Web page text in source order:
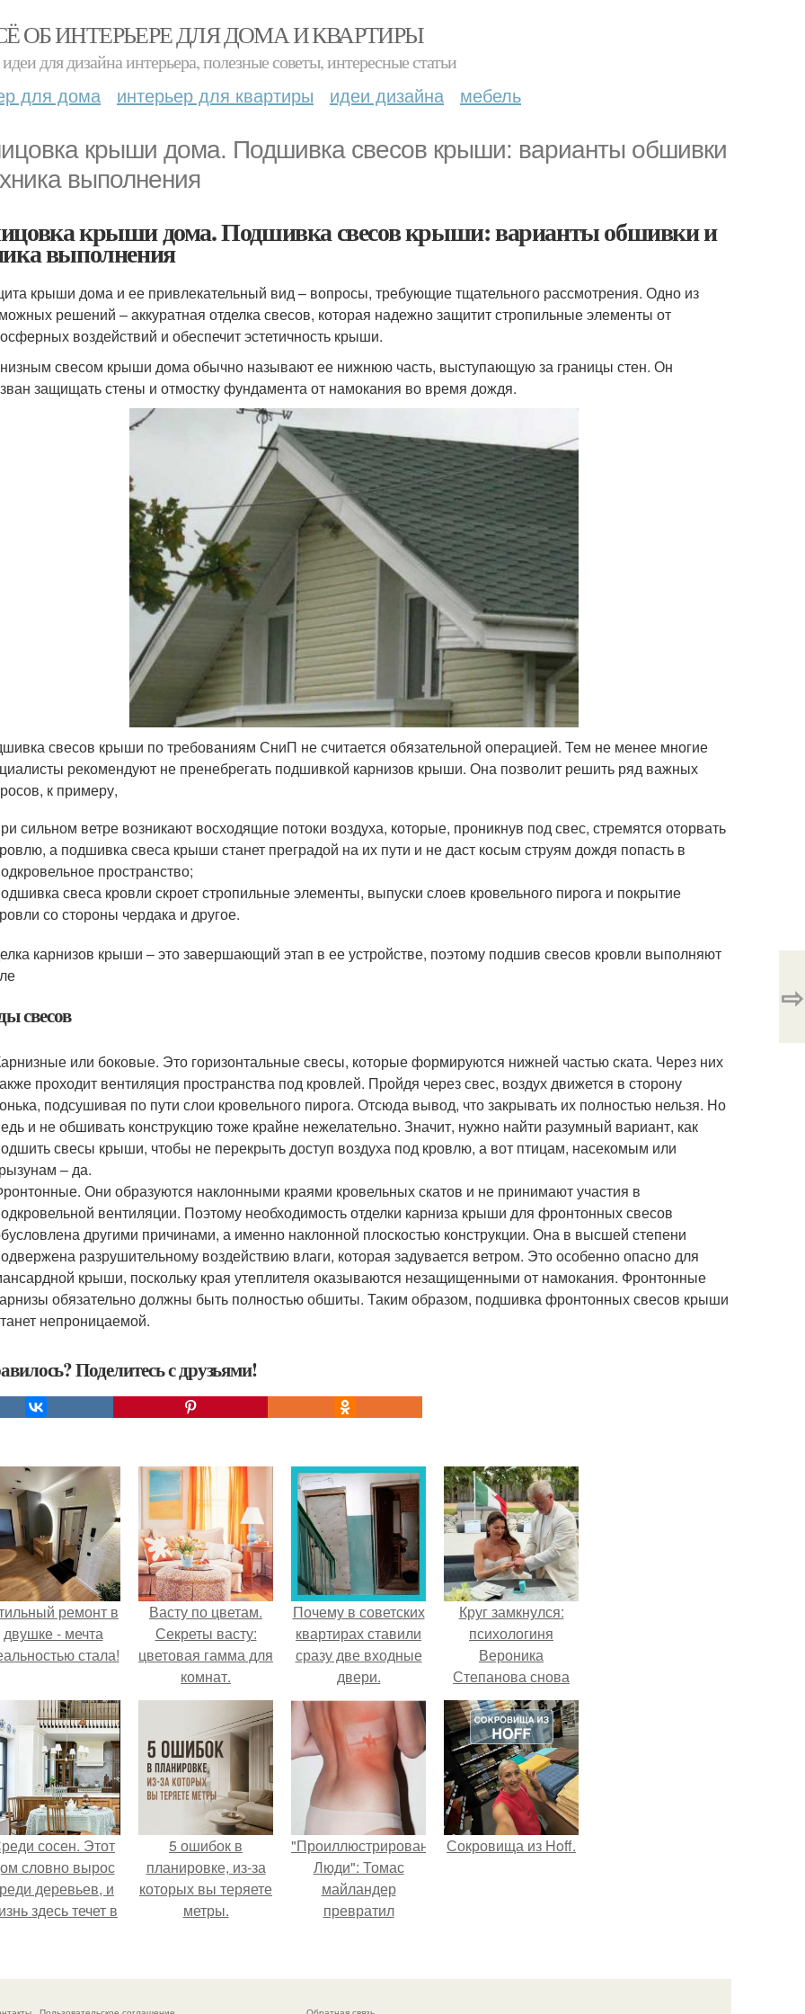
ОБ ИНТЕРЬЕРЕ ДЛЯ ДОМА И КВАРТИРЫ
для дизайна интерьера, полезные советы, интересные статьи
для дома интерьер для квартиры идеи дизайна мебель
крыши дома. Подшивка свесов крыши: варианты обшивки
выполнения
крыши дома. Подшивка свесов крыши: варианты обшивки и
выполнения
крыши дома и ее привлекательный вид – вопросы, требующие тщательного рассмотрения. Одно из
решений – аккуратная отделка свесов, которая надежно защитит стропильные элементы от
воздействий и обеспечит эстетичность крыши.
свесом крыши дома обычно называют ее нижнюю часть, выступающую за границы стен. Он
защищать стены и отмостку фундамента от намокания во время дождя.
свесов крыши по требованиям СниП не считается обязательной операцией. Тем не менее многие
рекомендуют не пренебрегать подшивкой карнизов крыши. Она позволит решить ряд важных
к примеру,
сильном ветре возникают восходящие потоки воздуха, которые, проникнув под свес, стремятся оторвать
а подшивка свеса крыши станет преградой на их пути и не даст косым струям дождя попасть в
пространство;
свеса кровли скроет стропильные элементы, выпуски слоев кровельного пирога и покрытие
со стороны чердака и другое.
карнизов крыши – это завершающий этап в ее устройстве, поэтому подшив свесов кровли выполняют
свесов
или боковые. Это горизонтальные свесы, которые формируются нижней частью ската. Через них
проходит вентиляция пространства под кровлей. Пройдя через свес, воздух движется в сторону
подсушивая по пути слои кровельного пирога. Отсюда вывод, что закрывать их полностью нельзя. Но
и не обшивать конструкцию тоже крайне нежелательно. Значит, нужно найти разумный вариант, как
свесы крыши, чтобы не перекрыть доступ воздуха под кровлю, а вот птицам, насекомым или
– да.
Они образуются наклонными краями кровельных скатов и не принимают участия в
вентиляции. Поэтому необходимость отделки карниза крыши для фронтонных свесов
другими причинами, а именно наклонной плоскостью конструкции. Она в высшей степени
разрушительному воздействию влаги, которая задувается ветром. Это особенно опасно для
крыши, поскольку края утеплителя оказываются незащищенными от намокания. Фронтонные
обязательно должны быть полностью обшиты. Таким образом, подшивка фронтонных свесов крыши
непроницаемой.
Поделитесь с друзьями!
⇨
ремонт в
двушке - мечта
стала!
Васту по цветам.
Секреты васту:
цветовая гамма для
комнат.
Почему в советских
квартирах ставили
сразу две входные
двери.
Круг замкнулся:
психологиня
Вероника
Степанова снова
вышла замуж за
собственного
бывшего мужа.
сосен. Этот
словно вырос
деревьев, и
здесь течет в
и лишнего
5 ошибок в
планировке, из-за
которых вы теряете
метры.
"Проиллюстрированные
Люди": Томас
майландер
превратил
Сокровища из Hoff.